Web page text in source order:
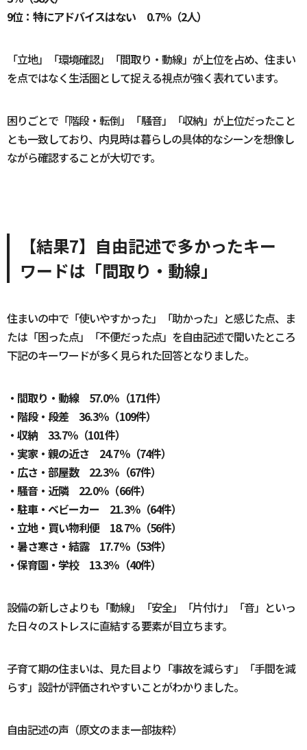
9位：特にアドバイスはない 0.7％（2人）
「立地」「環境確認」「間取り・動線」が上位を占め、住まい
を点ではなく生活圏として捉える視点が強く表れています。
困りごとで「階段・転倒」「騒音」「収納」が上位だったこと
とも一致しており、内見時は暮らしの具体的なシーンを想像し
ながら確認することが大切です。
【結果7】自由記述で多かったキー
ワードは「間取り・動線」
住まいの中で「使いやすかった」「助かった」と感じた点、ま
たは「困った点」「不便だった点」を自由記述で聞いたところ
下記のキーワードが多く見られた回答となりました。
・間取り・動線 57.0％（171件）
・階段・段差 36.3％（109件）
・収納 33.7％（101件）
・実家・親の近さ 24.7％（74件）
・広さ・部屋数 22.3％（67件）
・騒音・近隣 22.0％（66件）
・駐車・ベビーカー 21.3％（64件）
・立地・買い物利便 18.7％（56件）
・暑さ寒さ・結露 17.7％（53件）
・保育園・学校 13.3％（40件）
設備の新しさよりも「動線」「安全」「片付け」「音」といっ
た日々のストレスに直結する要素が目立ちます。
子育て期の住まいは、見た目より「事故を減らす」「手間を減
らす」設計が評価されやすいことがわかりました。
自由記述の声（原文のまま一部抜粋）